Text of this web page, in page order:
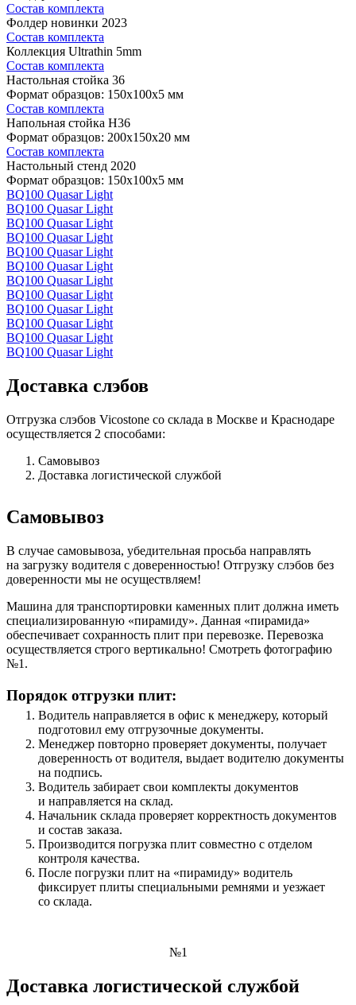
Состав комплекта
Фолдер новинки 2023
Состав комплекта
Коллекция Ultrathin 5mm
Состав комплекта
Настольная стойка 36
Формат образцов: 150x100x5 мм
Состав комплекта
Напольная стойка H36
Формат образцов: 200x150x20 мм
Состав комплекта
Настольный стенд 2020
Формат образцов: 150x100x5 мм
BQ100 Quasar Light
BQ100 Quasar Light
BQ100 Quasar Light
BQ100 Quasar Light
BQ100 Quasar Light
BQ100 Quasar Light
BQ100 Quasar Light
BQ100 Quasar Light
BQ100 Quasar Light
BQ100 Quasar Light
BQ100 Quasar Light
BQ100 Quasar Light
Доставка слэбов
Отгрузка слэбов Vicostone со склада в Москве и Краснодаре
осуществляется 2 способами:
Самовывоз
Доставка логистической службой
Самовывоз
В случае самовывоза, убедительная просьба направлять
на загрузку водителя с доверенностью! Отгрузку слэбов без
доверенности мы не осуществляем!
Машина для транспортировки каменных плит должна иметь
специализированную «пирамиду». Данная «пирамида»
обеспечивает сохранность плит при перевозке. Перевозка
осуществляется строго вертикально! Смотреть фотографию
№1.
Порядок отгрузки плит:
Водитель направляется в офис к менеджеру, который
подготовил ему отгрузочные документы.
Менеджер повторно проверяет документы, получает
доверенность от водителя, выдает водителю документы
на подпись.
Водитель забирает свои комплекты документов
и направляется на склад.
Начальник склада проверяет корректность документов
и состав заказа.
Производится погрузка плит совместно с отделом
контроля качества.
После погрузки плит на «пирамиду» водитель
фиксирует плиты специальными ремнями и уезжает
со склада.
№1
Доставка логистической службой